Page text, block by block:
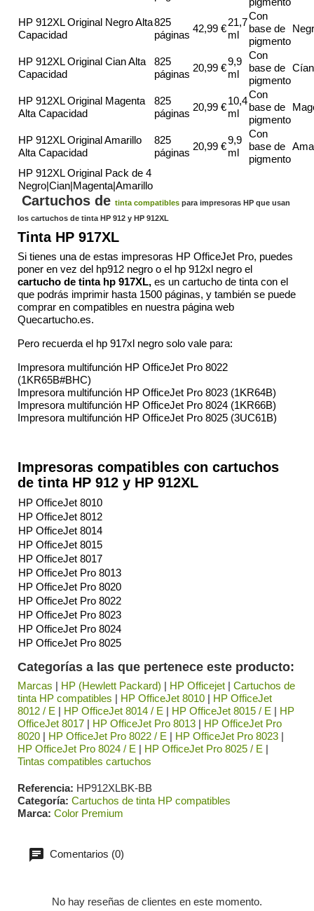
HP 912XL Original Negro Alta
Capacidad
825
páginas
42,99 €
21,7
ml
Con
base de
pigmento
HP 912XL Original Cian Alta
Capacidad
825
páginas
20,99 €
9,9
ml
Con
base de
pigmento
Cían
HP 912XL Original Magenta
Alta Capacidad
825
páginas
20,99 €
10,4
ml
Con
base de
pigmento
HP 912XL Original Amarillo
Alta Capacidad
825
páginas
20,99 €
9,9
ml
Con
base de
pigmento
HP 912XL Original Pack de 4
Negro|Cian|Magenta|Amarillo
Cartuchos de tinta compatibles para impresoras HP que usan
los cartuchos de tinta HP 912 y HP 912XL
Tinta HP 917XL
Si tienes una de estas impresoras HP OfficeJet Pro, puedes
poner en vez del hp912 negro o el hp 912xl negro el
cartucho de tinta hp 917XL, es un cartucho de tinta con el
que podrás imprimir hasta 1500 páginas, y también se puede
comprar en compatibles en nuestra página web
Quecartucho.es.
Pero recuerda el hp 917xl negro solo vale para:
Impresora multifunción HP OfficeJet Pro 8022
(1KR65B#BHC)
Impresora multifunción HP OfficeJet Pro 8023 (1KR64B)
Impresora multifunción HP OfficeJet Pro 8024 (1KR66B)
Impresora multifunción HP OfficeJet Pro 8025 (3UC61B)
Impresoras compatibles con cartuchos
de tinta HP 912 y HP 912XL
HP OfficeJet 8010
HP OfficeJet 8012
HP OfficeJet 8014
HP OfficeJet 8015
HP OfficeJet 8017
HP OfficeJet Pro 8013
HP OfficeJet Pro 8020
HP OfficeJet Pro 8022
HP OfficeJet Pro 8023
HP OfficeJet Pro 8024
HP OfficeJet Pro 8025
Categorías a las que pertenece este producto:
Marcas | HP (Hewlett Packard) | HP Officejet | Cartuchos de
tinta HP compatibles | HP OfficeJet 8010 | HP OfficeJet
8012 / E | HP OfficeJet 8014 / E | HP OfficeJet 8015 / E | HP
OfficeJet 8017 | HP OfficeJet Pro 8013 | HP OfficeJet Pro
8020 | HP OfficeJet Pro 8022 / E | HP OfficeJet Pro 8023 |
HP OfficeJet Pro 8024 / E | HP OfficeJet Pro 8025 / E |
Tintas compatibles cartuchos
Referencia HP912XLBK-BB
Categoría Cartuchos de tinta HP compatibles
Marca Color Premium
Comentarios (0)
No hay reseñas de clientes en este momento.